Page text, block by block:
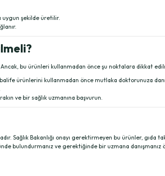
uygun şekilde üretilir.
bu ürünleri kullanmadan önce şu noktalara dikkat
ürünlerini kullanmadan önce mutlaka doktorunuza
ve bir sağlık uzmanına başvurun.
Sağlık Bakanlığı onayı gerektirmeyen bu ürünler,
bulundurmanız ve gerektiğinde bir uzmana danışmanız